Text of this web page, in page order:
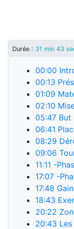
Durée : 31 min 43
00:00
00:13
01:09
02:10
05:47 But
06:41
08:29
09:06
11:11 -
17:07 -
17:48
18:43
20:22
20:43